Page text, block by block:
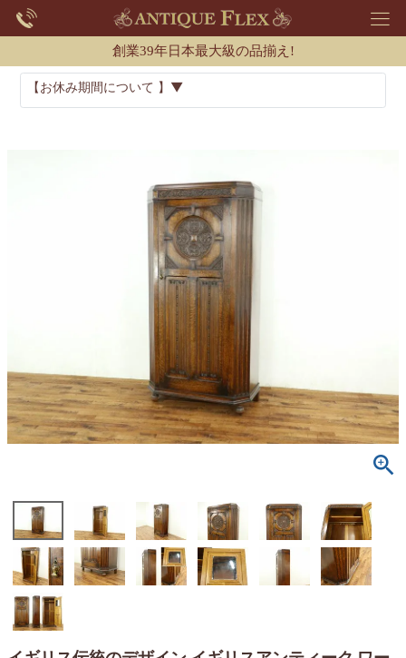
創業39年日本最大級の品揃え!
【お休み期間について 】▼